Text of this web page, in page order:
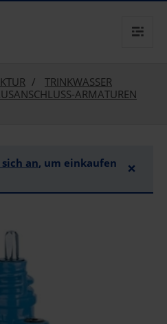
TRINKWASSER
ARMATUREN
an, um einkaufen
×